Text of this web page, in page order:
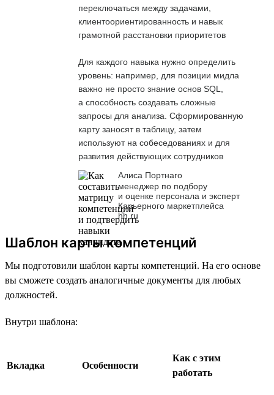
переключаться между задачами,
клиентоориентированность и навык
грамотной расстановки приоритетов
Для каждого навыка нужно определить
уровень: например, для позиции мидла
важно не просто знание основ SQL,
а способность создавать сложные
запросы для анализа. Сформированную
карту заносят в таблицу, затем
используют на собеседованиях и для
развития действующих сотрудников
Алиса Портнаго
менеджер по подбору
и оценке персонала и эксперт
Карьерного маркетплейса
hh.ru
Шаблон карты компетенций
Мы подготовили шаблон карты компетенций. На его основе
вы сможете создать аналогичные документы для любых
должностей.
Внутри шаблона:
Вкладка Особенности
Как с этим
работать